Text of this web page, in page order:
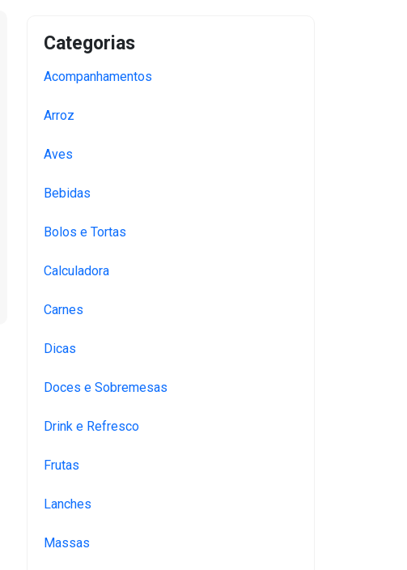
Categorias
Acompanhamentos
Arroz
Aves
Bebidas
Bolos e Tortas
Calculadora
Carnes
Dicas
Doces e Sobremesas
Drink e Refresco
Frutas
Lanches
Massas